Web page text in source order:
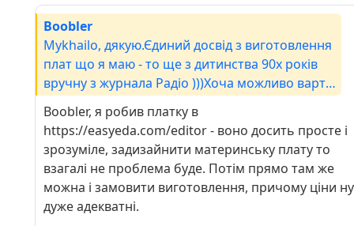
Boobler
Mykhailo, дякую.Єдиний досвід з виготовлення
плат що я маю - то ще з дитинства 90х років
вручну з журнала Радіо )))Хоча можливо варто
спробувати щось простеньке.Повністю свою
плату я точно не потягну бо не маю такого
досвіду, і не маю досвіду та обладнання
монтувати SMD компоненти.Єдине що
можливо варто спробувати - це зробити
"материнську плату" на яку монтувати оці
готові плати.
Boobler, я робив платку в
https://easyeda.com/editor - воно досить просте і
зрозуміле, задизайнити материнську плату то
взагалі не проблема буде. Потім прямо там же
можна і замовити виготовлення, причому ціни ну
дуже адекватні.